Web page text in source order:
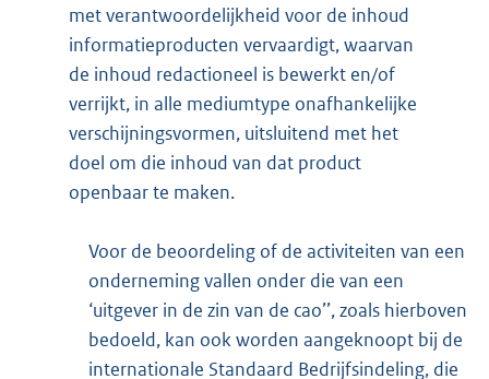
met verantwoordelijkheid voor de inhoud
informatieproducten vervaardigt, waarvan
de inhoud redactioneel is bewerkt en/of
verrijkt, in alle mediumtype onafhankelijke
verschijningsvormen, uitsluitend met het
doel om die inhoud van dat product
openbaar te maken.
Voor de beoordeling of de activiteiten van een
onderneming vallen onder die van een
‘uitgever in de zin van de cao’’, zoals hierboven
bedoeld, kan ook worden aangeknoopt bij de
internationale Standaard Bedrijfsindeling, die